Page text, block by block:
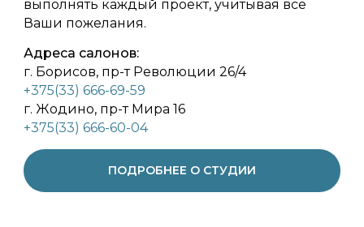
выполнять каждый проект, учитывая все
Ваши пожелания.
Адреса салонов:
г. Борисов, пр-т Революции 26/4
+375(33) 666-69-59
г. Жодино, пр-т Мира 16
+375(33) 666-60-04
ПОДРОБНЕЕ О СТУДИИ